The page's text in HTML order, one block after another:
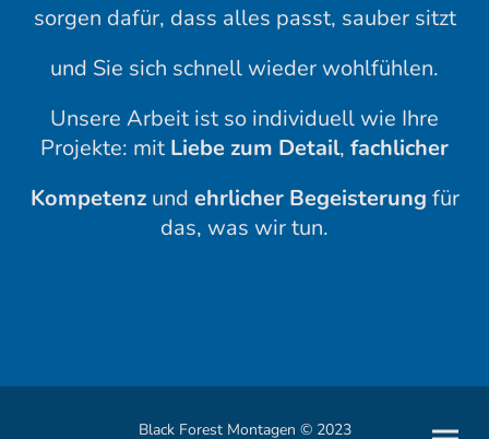
sorgen dafür, dass alles passt, sauber sitzt
und Sie sich schnell wieder wohlfühlen.
Unsere Arbeit ist so individuell wie Ihre
Projekte: mit Liebe zum Detail, fachlicher
Kompetenzund ehrlicher Begeisterung für
das, was wir tun.
Black Forest Montagen © 2023